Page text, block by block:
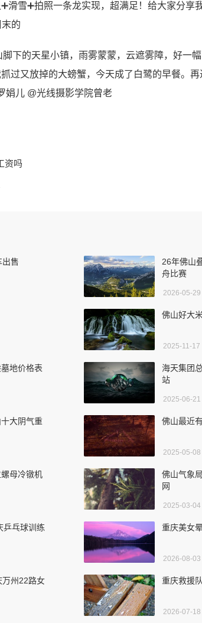
雪➕拍照一条龙实现，超满足！给大家分享
的
下的天星小镇，雨雾蒙蒙，云遮雾障，好一
过又放掉的大螃蟹，今天成了白鹭的早餐。
娟儿 @光线摄影学院曾老
资吗
出售
26年佛山
舟比赛
2026-05-29
佛山好大
2025-11-17
地价格表
海天集团
站
2025-06-21
大阴气重
佛山最近
2025-05-08
母冷镦机
佛山气象
网
2025-03-04
乒乓球训练
重庆美女
2026-08-03
万州22路女
重庆救援
2026-07-18